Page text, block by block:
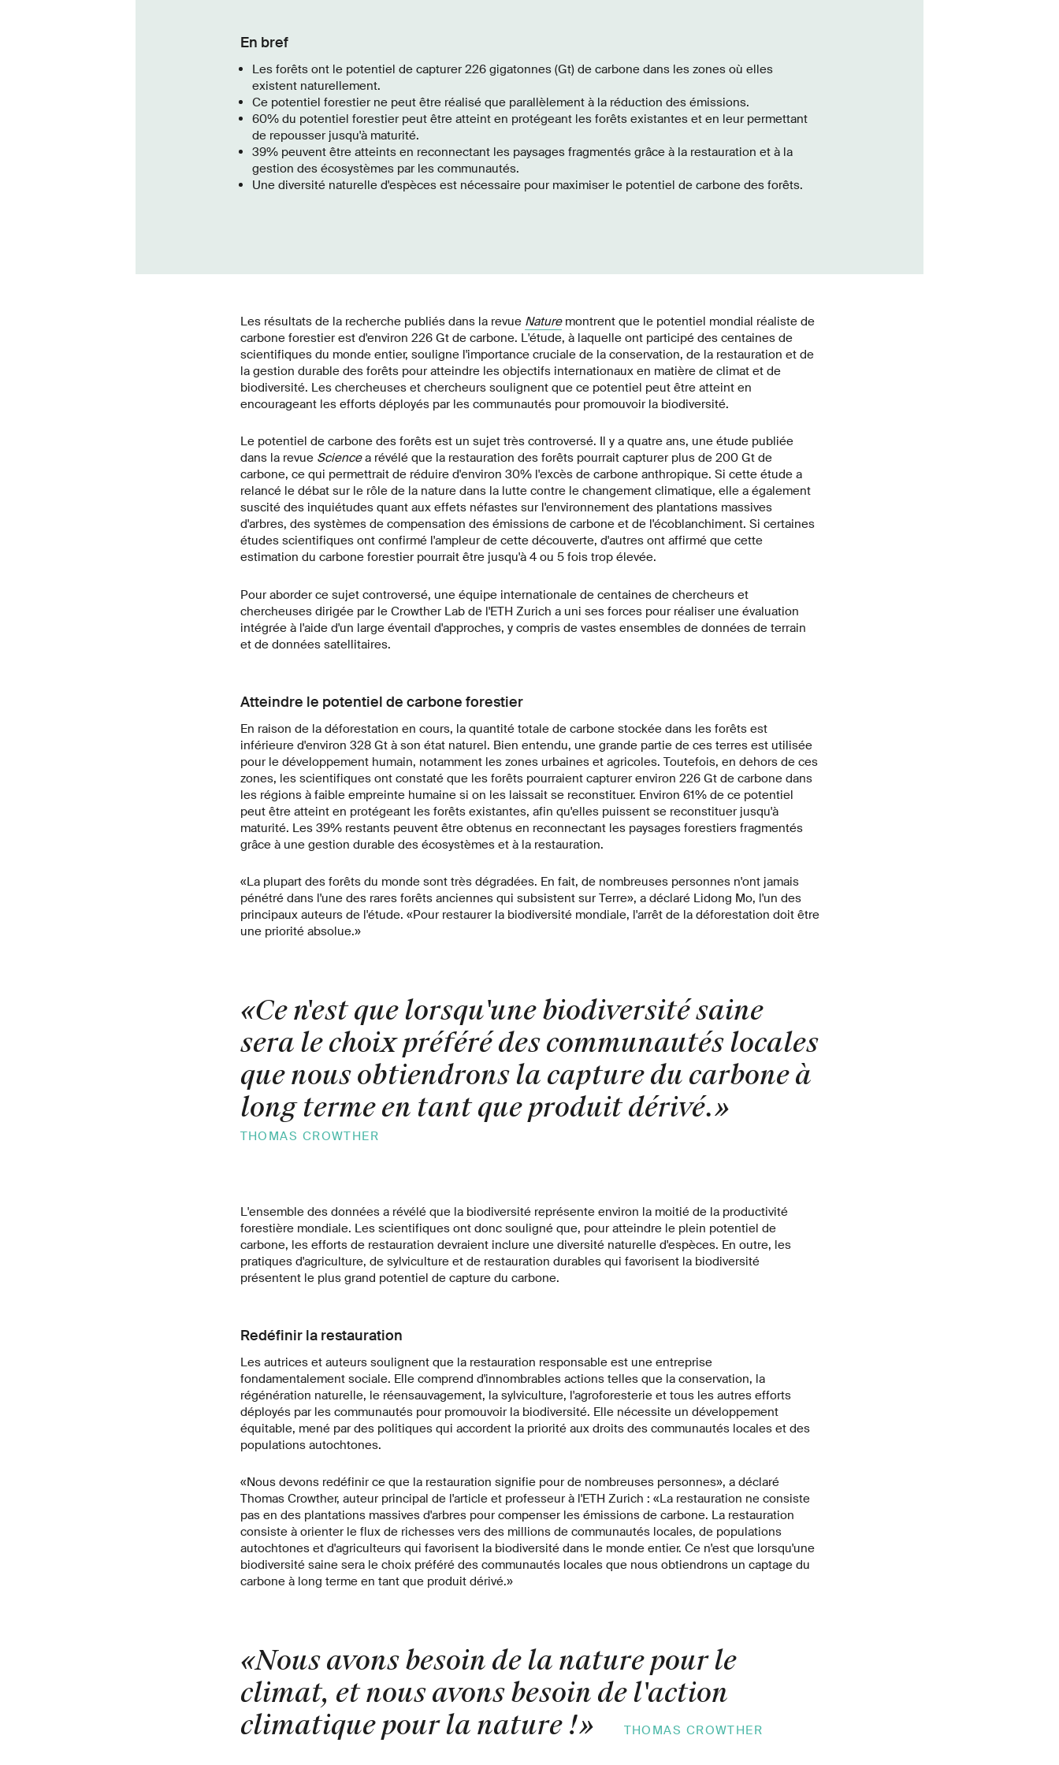
En bref
Les forêts ont le potentiel de capturer 226 gigatonnes (Gt) de carbone dans les zones où elles
existent naturellement.
Ce potentiel forestier ne peut être réalisé que parallèlement à la réduction des émissions.
60% du potentiel forestier peut être atteint en protégeant les forêts existantes et en leur permettant
de repousser jusqu'à maturité.
39% peuvent être atteints en reconnectant les paysages fragmentés grâce à la restauration et à la
gestion des écosystèmes par les communautés.
Une diversité naturelle d'espèces est nécessaire pour maximiser le potentiel de carbone des forêts.
Les résultats de la recherche publiés dans la revue Naturemontrent que le potentiel mondial réaliste de
carbone forestier est d'environ 226 Gt de carbone. L'étude, à laquelle ont participé des centaines de
scientifiques du monde entier, souligne l'importance cruciale de la conservation, de la restauration et de
la gestion durable des forêts pour atteindre les objectifs internationaux en matière de climat et de
biodiversité. Les chercheuses et chercheurs soulignent que ce potentiel peut être atteint en
encourageant les efforts déployés par les communautés pour promouvoir la biodiversité.
Le potentiel de carbone des forêts est un sujet très controversé. Il y a quatre ans, une étude publiée
dans la revue Sciencea révélé que la restauration des forêts pourrait capturer plus de 200 Gt de
carbone, ce qui permettrait de réduire d'environ 30% l'excès de carbone anthropique. Si cette étude a
relancé le débat sur le rôle de la nature dans la lutte contre le changement climatique, elle a également
suscité des inquiétudes quant aux effets néfastes sur l'environnement des plantations massives
d'arbres, des systèmes de compensation des émissions de carbone et de l'écoblanchiment. Si certaines
études scientifiques ont confirmé l'ampleur de cette découverte, d'autres ont affirmé que cette
estimation du carbone forestier pourrait être jusqu'à 4 ou 5 fois trop élevée.
Pour aborder ce sujet controversé, une équipe internationale de centaines de chercheurs et
chercheuses dirigée par le Crowther Lab de l'ETH Zurich a uni ses forces pour réaliser une évaluation
intégrée à l'aide d'un large éventail d'approches, y compris de vastes ensembles de données de terrain
et de données satellitaires.
Atteindre le potentiel de carbone forestier
En raison de la déforestation en cours, la quantité totale de carbone stockée dans les forêts est
inférieure d'environ 328 Gt à son état naturel. Bien entendu, une grande partie de ces terres est utilisée
pour le développement humain, notamment les zones urbaines et agricoles. Toutefois, en dehors de ces
zones, les scientifiques ont constaté que les forêts pourraient capturer environ 226 Gt de carbone dans
les régions à faible empreinte humaine si on les laissait se reconstituer. Environ 61% de ce potentiel
peut être atteint en protégeant les forêts existantes, afin qu'elles puissent se reconstituer jusqu'à
maturité. Les 39% restants peuvent être obtenus en reconnectant les paysages forestiers fragmentés
grâce à une gestion durable des écosystèmes et à la restauration.
«La plupart des forêts du monde sont très dégradées. En fait, de nombreuses personnes n'ont jamais
pénétré dans l'une des rares forêts anciennes qui subsistent sur Terre», a déclaré Lidong Mo, l'un des
principaux auteurs de l'étude. «Pour restaurer la biodiversité mondiale, l'arrêt de la déforestation doit être
une priorité absolue.»
«Ce n'est que lorsqu'une biodiversité saine
sera le choix préféré des communautés locales
que nous obtiendrons la capture du carbone à
long terme en tant que produit dérivé.»
THOMAS CROWTHER
L'ensemble des données a révélé que la biodiversité représente environ la moitié de la productivité
forestière mondiale. Les scientifiques ont donc souligné que, pour atteindre le plein potentiel de
carbone, les efforts de restauration devraient inclure une diversité naturelle d'espèces. En outre, les
pratiques d'agriculture, de sylviculture et de restauration durables qui favorisent la biodiversité
présentent le plus grand potentiel de capture du carbone.
Redéfinir la restauration
Les autrices et auteurs soulignent que la restauration responsable est une entreprise
fondamentalement sociale. Elle comprend d'innombrables actions telles que la conservation, la
régénération naturelle, le réensauvagement, la sylviculture, l'agroforesterie et tous les autres efforts
déployés par les communautés pour promouvoir la biodiversité. Elle nécessite un développement
équitable, mené par des politiques qui accordent la priorité aux droits des communautés locales et des
populations autochtones.
«Nous devons redéfinir ce que la restauration signifie pour de nombreuses personnes», a déclaré
Thomas Crowther, auteur principal de l'article et professeur à l'ETH Zurich : «La restauration ne consiste
pas en des plantations massives d'arbres pour compenser les émissions de carbone. La restauration
consiste à orienter le flux de richesses vers des millions de communautés locales, de populations
autochtones et d'agriculteurs qui favorisent la biodiversité dans le monde entier. Ce n'est que lorsqu'une
biodiversité saine sera le choix préféré des communautés locales que nous obtiendrons un captage du
carbone à long terme en tant que produit dérivé.»
«Nous avons besoin de la nature pour le
climat, et nous avons besoin de l'action
climatique pour la nature !» THOMAS CROWTHER